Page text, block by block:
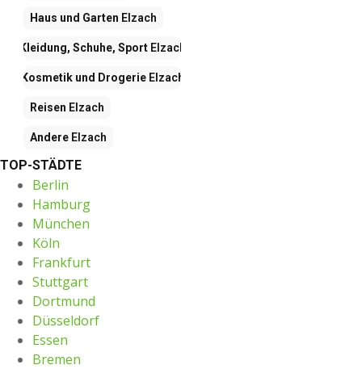
Haus und Garten Elzach
Kleidung, Schuhe, SportElzach
Kosmetik und DrogerieElzach
Reisen Elzach
Andere Elzach
TOP-STÄDTE
Berlin
Hamburg
München
Köln
Frankfurt
Stuttgart
Dortmund
Düsseldorf
Essen
Bremen